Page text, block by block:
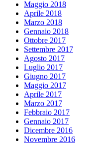
Maggio 2018
Aprile 2018
Marzo 2018
Gennaio 2018
Ottobre 2017
Settembre 2017
Agosto 2017
Luglio 2017
Giugno 2017
Maggio 2017
Aprile 2017
Marzo 2017
Febbraio 2017
Gennaio 2017
Dicembre 2016
Novembre 2016